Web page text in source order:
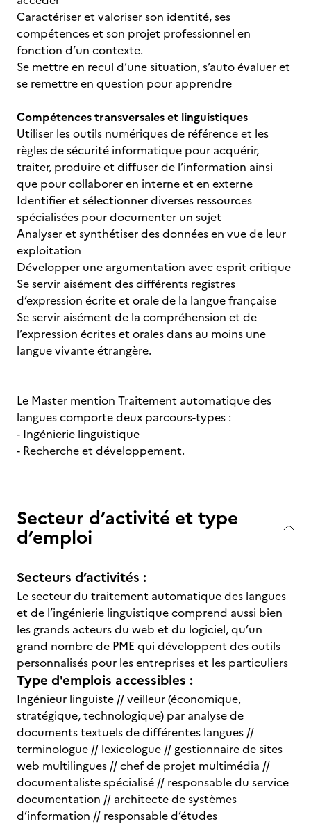
Caractériser et valoriser son identité, ses
compétences et son projet professionnel en
fonction d’un contexte.
Se mettre en recul d’une situation, s’auto évaluer et
se remettre en question pour apprendre
Compétences transversales et linguistiques
Utiliser les outils numériques de référence et les
règles de sécurité informatique pour acquérir,
traiter, produire et diffuser de l’information ainsi
que pour collaborer en interne et en externe
Identifier et sélectionner diverses ressources
spécialisées pour documenter un sujet
Analyser et synthétiser des données en vue de leur
exploitation
Développer une argumentation avec esprit critique
Se servir aisément des différents registres
d’expression écrite et orale de la langue française
Se servir aisément de la compréhension et de
l’expression écrites et orales dans au moins une
langue vivante étrangère.
Le Master mention Traitement automatique des
langues comporte deux parcours-types :
- Ingénierie linguistique
- Recherche et développement.
Secteur d’activité et type
d’emploi
Secteurs d’activités :
Le secteur du traitement automatique des langues
et de l’ingénierie linguistique comprend aussi bien
les grands acteurs du web et du logiciel, qu’un
grand nombre de PME qui développent des outils
personnalisés pour les entreprises et les particuliers
Type d'emplois accessibles :
Ingénieur linguiste // veilleur (économique,
stratégique, technologique) par analyse de
documents textuels de différentes langues //
terminologue // lexicologue // gestionnaire de sites
web multilingues // chef de projet multimédia //
documentaliste spécialisé // responsable du service
documentation // architecte de systèmes
d’information // responsable d’études